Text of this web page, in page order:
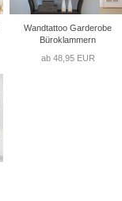
Wandtattoo Garderobe
Büroklammern
ab 48,95 EUR